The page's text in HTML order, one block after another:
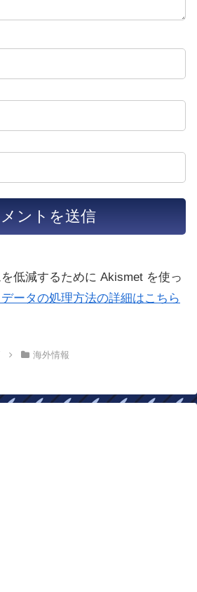
低減するために Akismet を使っ
ータの処理方法の詳細はこちら
海外情報